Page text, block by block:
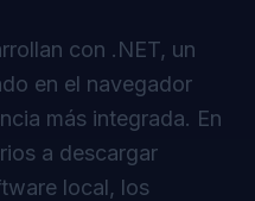
con .NET, un
en el navegador
más integrada. En
a descargar
local, los